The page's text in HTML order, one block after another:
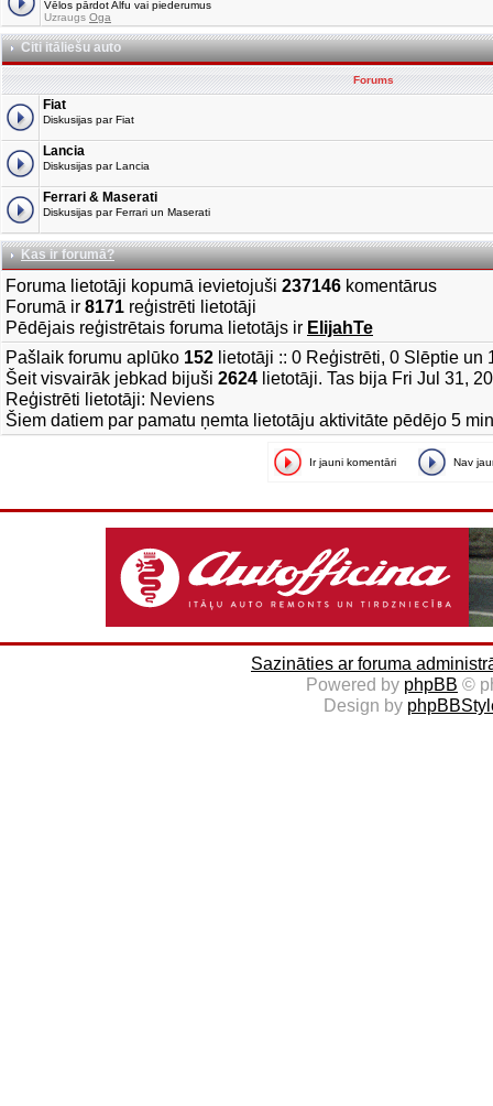
Vēlos pārdot Alfu vai piederumus
Uzraugs Oga
Citi itāliešu auto
Forums
Fiat
Diskusijas par Fiat
Lancia
Diskusijas par Lancia
Ferrari & Maserati
Diskusijas par Ferrari un Maserati
Kas ir forumā?
Foruma lietotāji kopumā ievietojuši 237146 komentārus
Forumā ir 8171 reģistrēti lietotāji
Pēdējais reģistrētais foruma lietotājs ir ElijahTe
Pašlaik forumu aplūko 152 lietotāji :: 0 Reģistrēti, 0 Slēptie
Šeit visvairāk jebkad bijuši 2624 lietotāji. Tas bija Fri Jul 31,
Reģistrēti lietotāji: Neviens
Šiem datiem par pamatu ņemta lietotāju aktivitāte pēdējo 5
Ir jauni komentāri Nav
Sazināties ar foruma
Powered by phpBB ©
Design by